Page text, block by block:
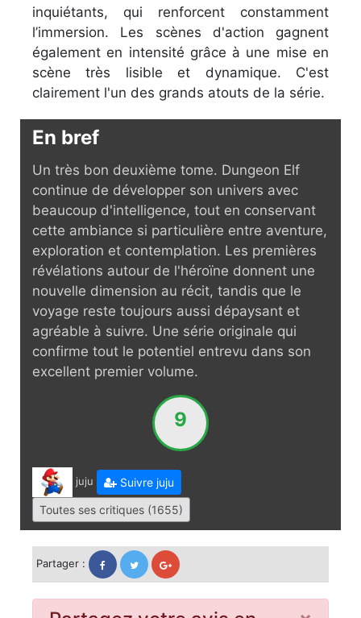
inquiétants, qui renforcent constamment
l’immersion. Les scènes d'action gagnent
également en intensité grâce à une mise en
scène très lisible et dynamique. C'est
clairement l'un des grands atouts de la série.
En bref
Un très bon deuxième tome. Dungeon Elf
continue de développer son univers avec
beaucoup d'intelligence, tout en conservant
cette ambiance si particulière entre aventure,
exploration et contemplation. Les premières
révélations autour de l'héroïne donnent une
nouvelle dimension au récit, tandis que le
voyage reste toujours aussi dépaysant et
agréable à suivre. Une série originale qui
confirme tout le potentiel entrevu dans son
excellent premier volume.
9
juju
Suivre juju
Toutes ses critiques (1655)
Partager :